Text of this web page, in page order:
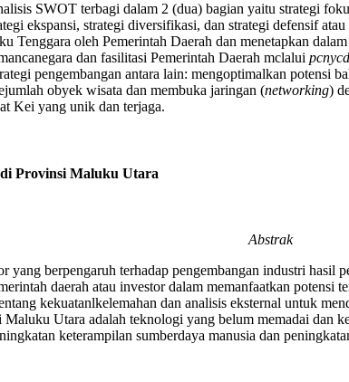
SWOT terbagi dalam 2 (dua) bagian yaitu strategi
ekspansi, strategi diversifikasi, dan strategi defensif
Tenggara oleh Pemerintah Daerah dan menetapkan
dan fasilitasi Pemerintah Daerah mclalui
pengembangan antara lain: mengoptimalkan potensi
obyek wisata dan membuka jaringan (networking)
Kei yang unik dan terjaga.
Provinsi Maluku Utara
Abstrak
berpengaruh terhadap pengembangan industri hasil
daerah atau investor dalam memanfaatkan
kekuatanlkelemahan dan analisis eksternal untuk
Utara adalah teknologi yang belum memadai dan
keterampilan sumberdaya manusia dan